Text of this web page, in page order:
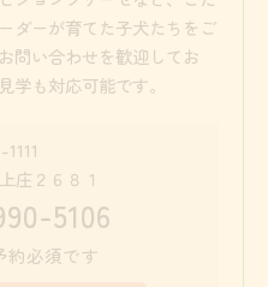
ダーが育てた子犬たちをご
問い合わせを歓迎してお
学も対応可能です。
庄２６８１
5106
必須です